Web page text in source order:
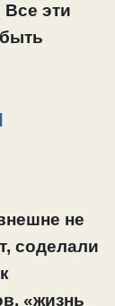
эти
не
соделали
«жизнь